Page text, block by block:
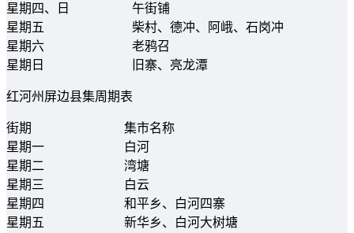
星期四、日
午街铺
星期五
柴村、德冲、阿峨、石岗冲
星期六
老鸦召
星期日
旧寨、亮龙潭
红河州屏边县集周期表
街期
集市名称
星期一
白河
星期二
湾塘
星期三
白云
星期四
和平乡、白河四寨
星期五
新华乡、白河大树塘